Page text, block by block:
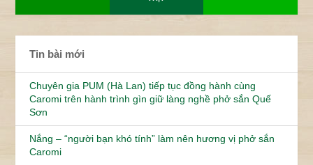
Tin bài mới
Chuyên gia PUM (Hà Lan) tiếp tục đồng hành cùng
Caromi trên hành trình gìn giữ làng nghề phở sắn Quế
Sơn
Nắng – “người bạn khó tính” làm nên hương vị phở sắn
Caromi